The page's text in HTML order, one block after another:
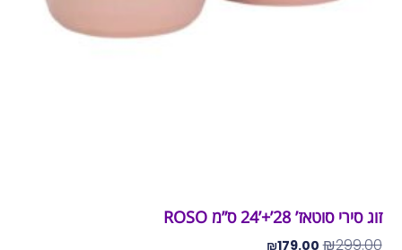
זוג סירי סוטאז’ 28’+’24 ס”מ ROSO
₪299.00
₪179.00